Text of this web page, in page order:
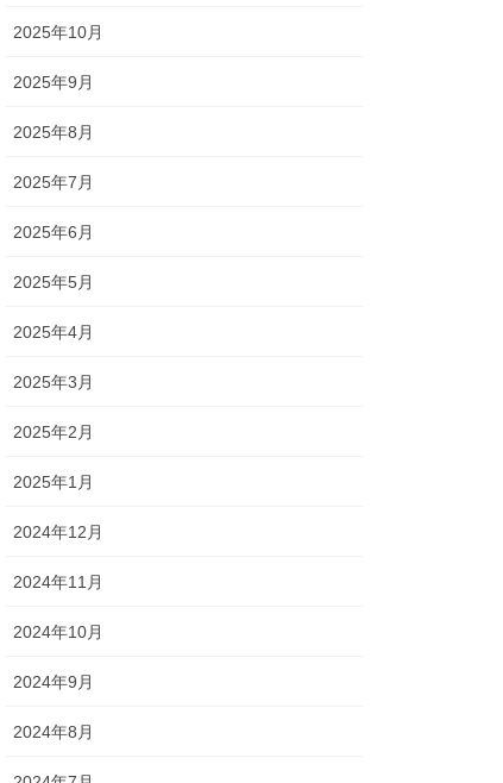
2025年10月
2025年9月
2025年8月
2025年7月
2025年6月
2025年5月
2025年4月
2025年3月
2025年2月
2025年1月
2024年12月
2024年11月
2024年10月
2024年9月
2024年8月